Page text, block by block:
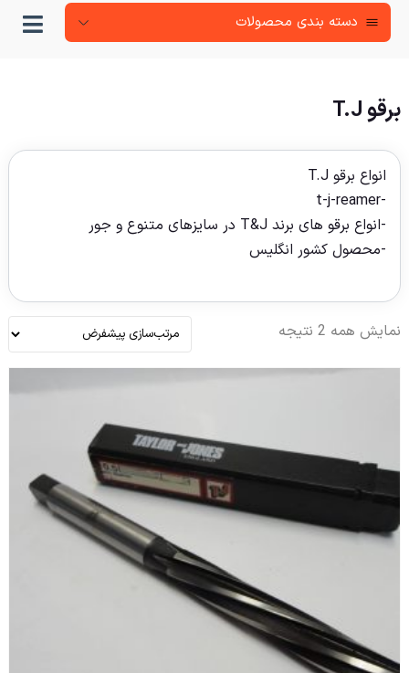
دسته‌ بندی محصولات
برقو T.J
انواع برقو T.J
-t-j-reamer
-انواع برقو های برند T&J در سایزهای متنوع و جور
-محصول کشور انگلیس
نمایش همه 2 نتیجه